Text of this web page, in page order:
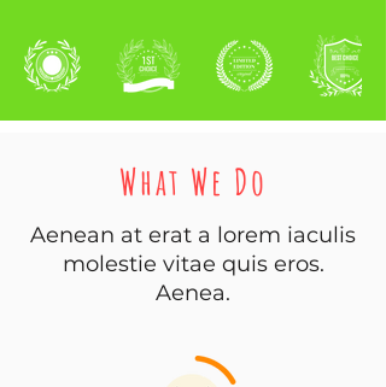
What We Do
Aenean at erat a lorem iaculis
molestie vitae quis eros.
Aenea.